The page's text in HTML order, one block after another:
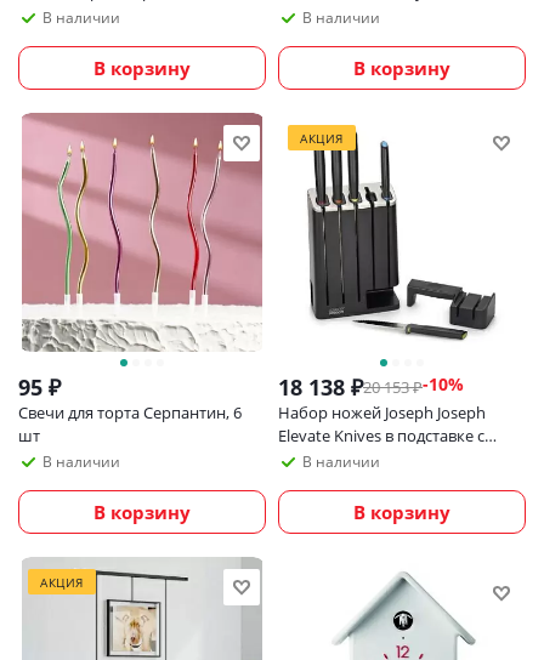
В наличии
В корзину
В наличии
В корзину
95 ₽
Свечи для торта Серпантин, 6
шт
В наличии
В корзину
АКЦИЯ
18 138 ₽20 153₽-10%
Набор ножей Joseph Joseph
Elevate Knives в подставке с
ножеточкой, 5 шт
В наличии
В корзину
АКЦИЯ